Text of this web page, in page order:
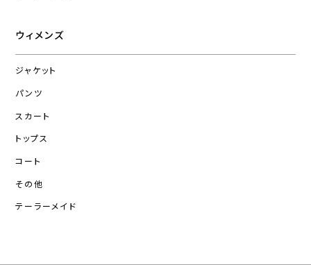
ウィメンズ
ジャケット
パンツ
スカート
トップス
コート
その他
テーラーメイド